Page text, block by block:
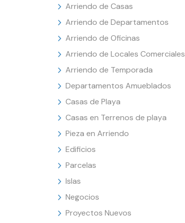
Arriendo de Casas
Arriendo de Departamentos
Arriendo de Oficinas
Arriendo de Locales Comerciales
Arriendo de Temporada
Departamentos Amueblados
Casas de Playa
Casas en Terrenos de playa
Pieza en Arriendo
Edificios
Parcelas
Islas
Negocios
Proyectos Nuevos